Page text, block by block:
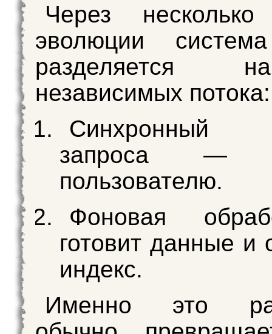
Через
эволюции
разделяется
независимых потока:
запроса —
пользователю.
Фоновая
готовит данные и
индекс.
Именно это